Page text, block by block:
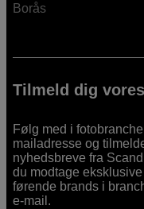
Borås
Tilmeld dig
Følg med i
mailadresse og
nyhedsbreve fra
du modtage
førende brands i
e-mail.